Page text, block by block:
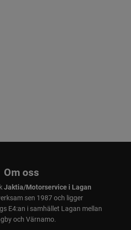
Om oss
Jaktia/Motorservice i Lagan
sen 1987 och ligger
E4:an i samhället Lagan mellan
och Värnamo.